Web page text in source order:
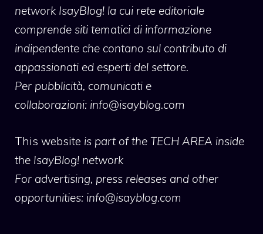
network IsayBlog! la cui rete editoriale
comprende siti tematici di informazione
indipendente che contano sul contributo di
appassionati ed esperti del settore.
Per pubblicità, comunicati e
collaborazioni: info@isayblog.com
This website is part of the TECH AREA inside
the IsayBlog! network
For advertising, press releases and other
opportunities: info@isayblog.com